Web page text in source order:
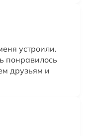
устроили.
понравилось
друзьям и